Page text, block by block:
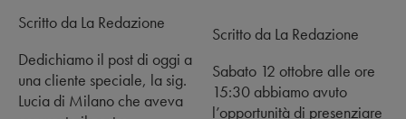
Scritto da La Redazione
Dedichiamo il post di oggi a
una cliente speciale, la sig.
Lucia di Milano che aveva
Scritto da La Redazione
Sabato 12 ottobre alle ore
15:30 abbiamo avuto
l’opportunità di presenziare